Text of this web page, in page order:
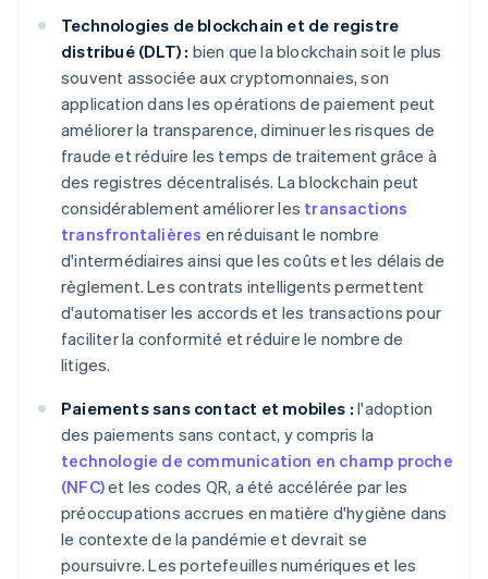
Technologies de blockchain et de registre
distribué (DLT) : bien que la blockchain soit le plus
souvent associée aux cryptomonnaies, son
application dans les opérations de paiement peut
améliorer la transparence, diminuer les risques de
fraude et réduire les temps de traitement grâce à
des registres décentralisés. La blockchain peut
considérablement améliorer les transactions
transfrontalières en réduisant le nombre
d'intermédiaires ainsi que les coûts et les délais de
règlement. Les contrats intelligents permettent
d'automatiser les accords et les transactions pour
faciliter la conformité et réduire le nombre de
litiges.
Paiements sans contact et mobiles : l'adoption
des paiements sans contact, y compris la
technologie de communication en champ proche
(NFC)et les codes QR, a été accélérée par les
préoccupations accrues en matière d'hygiène dans
le contexte de la pandémie et devrait se
poursuivre. Les portefeuilles numériques et les